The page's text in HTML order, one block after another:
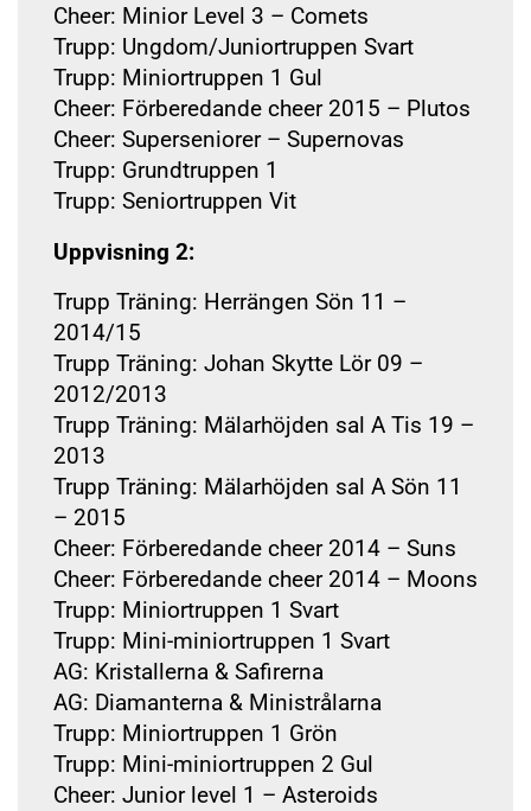
Cheer: Minior Level 3 – Comets
Trupp: Ungdom/Juniortruppen Svart
Trupp: Miniortruppen 1 Gul
Cheer: Förberedande cheer 2015 – Plutos
Cheer: Superseniorer – Supernovas
Trupp: Grundtruppen 1
Trupp: Seniortruppen Vit
Uppvisning 2:
Trupp Träning: Herrängen Sön 11 –
2014/15
Trupp Träning: Johan Skytte Lör 09 –
2012/2013
Trupp Träning: Mälarhöjden sal A Tis 19 –
2013
Trupp Träning: Mälarhöjden sal A Sön 11
– 2015
Cheer: Förberedande cheer 2014 – Suns
Cheer: Förberedande cheer 2014 – Moons
Trupp: Miniortruppen 1 Svart
Trupp: Mini-miniortruppen 1 Svart
AG: Kristallerna & Safirerna
AG: Diamanterna & Ministrålarna
Trupp: Miniortruppen 1 Grön
Trupp: Mini-miniortruppen 2 Gul
Cheer: Junior level 1 – Asteroids